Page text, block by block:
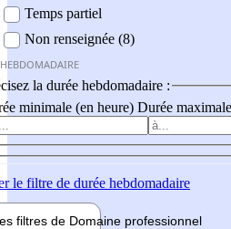
Temps partiel
Non renseignée (8)
la durée hebdomadaire :
minimale (en heure) Durée
le filtre de durée hebdomadaire
filtres de Domaine professionnel